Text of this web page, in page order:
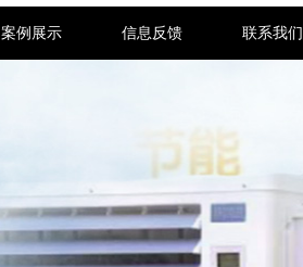
案例展示 信息反馈 联系我们